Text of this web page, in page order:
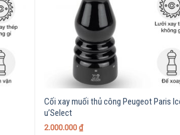
Cối xay muối thủ công Peugeot Paris
u’Select
2.000.000 ₫